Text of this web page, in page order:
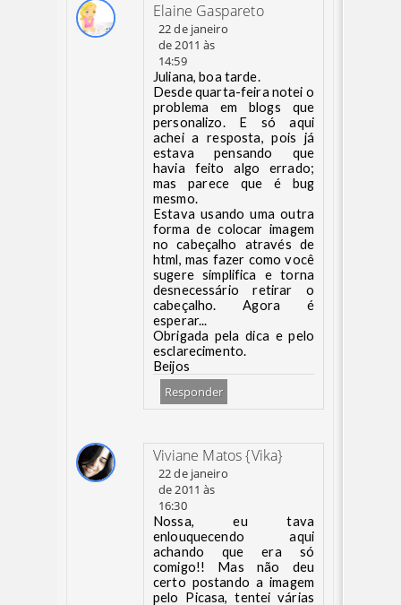
Elaine Gaspareto
22 de janeiro
de 2011 às
14:59
Juliana, boa tarde.
Desde quarta-feira notei o
problema em blogs que
personalizo. E só aqui
achei a resposta, pois já
estava pensando que
havia feito algo errado;
mas parece que é bug
mesmo.
Estava usando uma outra
forma de colocar imagem
no cabeçalho através de
html, mas fazer como você
sugere simplifica e torna
desnecessário retirar o
cabeçalho. Agora é
esperar...
Obrigada pela dica e pelo
esclarecimento.
Beijos
Responder
Viviane Matos {Vika}
22 de janeiro
de 2011 às
16:30
Nossa, eu tava
enlouquecendo aqui
achando que era só
comigo!! Mas não deu
certo postando a imagem
pelo Picasa, tentei várias